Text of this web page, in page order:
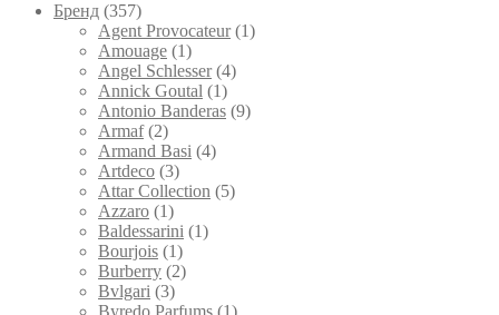
Брeнд (357)
Agent Provocateur (1)
Amouage (1)
Angel Schlesser (4)
Annick Goutal (1)
Antonio Banderas (9)
Armaf (2)
Armand Basi (4)
Artdeco (3)
Attar Collection (5)
Azzaro (1)
Baldessarini (1)
Bourjois (1)
Burberry (2)
Bvlgari (3)